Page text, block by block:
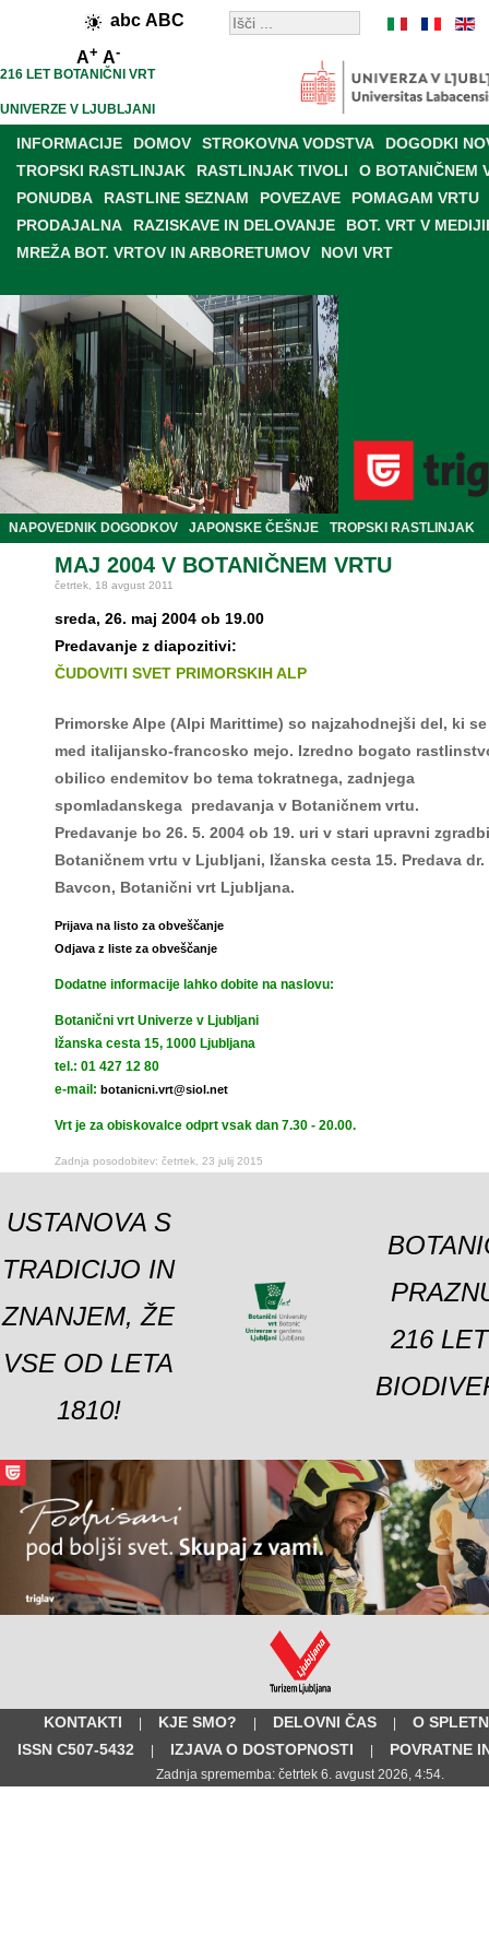
abc ABC
A+ A-
216 LET BOTANIČNI VRT
UNIVERZE V LJUBLJANI
INFORMACIJE DOMOV STROKOVNA VODSTVA
DOGODKI
TROPSKI RASTLINJAK
RASTLINJAK TIVOLI
O BOTANIČNEM
PONUDBA
RASTLINE SEZNAM POVEZAVE
POMAGAM VRTU
PRODAJALNA
RAZISKAVE IN DELOVANJE
BOT. VRT V
MREŽA BOT. VRTOV IN ARBORETUMOV
NOVI VRT
NAPOVEDNIK DOGODKOV JAPONSKE ČEŠNJE TROPSKI RASTLINJAK
MAJ 2004 V BOTANIČNEM VRTU
četrtek, 18 avgust 2011
sreda, 26. maj 2004 ob 19.00
Predavanje z diapozitivi:
ČUDOVITI SVET PRIMORSKIH ALP
Primorske Alpe (Alpi Marittime) so najzahodnejši del, ki
med italijansko-francosko mejo. Izredno bogato
obilico endemitov bo tema tokratnega, zadnjega
spomladanskega predavanja v Botaničnem vrtu.
Predavanje bo 26. 5. 2004 ob 19. uri v stari upravni
Botaničnem vrtu v Ljubljani, Ižanska cesta 15. Predava dr.
Bavcon, Botanični vrt Ljubljana.
Prijava na listo za obveščanje
Odjava z liste za obveščanje
Dodatne informacije lahko dobite na naslovu:
Botanični vrt Univerze v Ljubljani
Ižanska cesta 15, 1000 Ljubljana
tel.: 01 427 12 80
e-mail: botanicni.vrt@siol.net
Vrt je za obiskovalce odprt vsak dan 7.30 - 20.00.
Zadnja posodobitev: četrtek, 23 julij 2015
USTANOVA S
TRADICIJO IN
ZNANJEM, ŽE
VSE OD LETA
1810!
216
KONTAKTI | KJE SMO? | DELOVNI ČAS |
O
ISSN C507-5432
| IZJAVA O DOSTOPNOSTI | POVRATNE
Zadnja sprememba: četrtek 6. avgust 2026, 4:54.